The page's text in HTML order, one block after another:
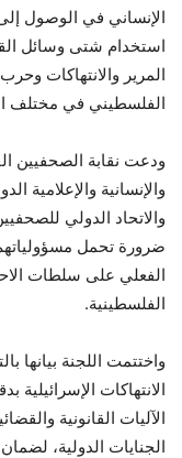
الإنساني في الوصول
استخدام شتى وسائل
المرير والانتهاكات
الفلسطيني في مختلف
ودعت نقابة الصحفيين
والإنسانية والإعلامية
والاتحاد الدولي
ضرورة تحمل مسؤولياتهم
الفعلي على سلطات
الفلسطينية.
واختتمت اللجنة بيانها
الانتهاكات الإسرائيلية
الآليات القانونية
الجنايات الدولية،